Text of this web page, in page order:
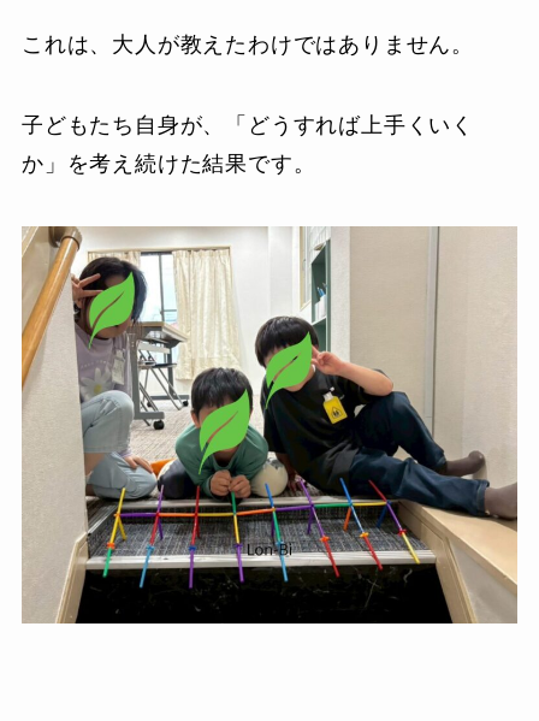
これは、大人が教えたわけではありません。
子どもたち自身が、「どうすれば上手くいく
か」を考え続けた結果です。